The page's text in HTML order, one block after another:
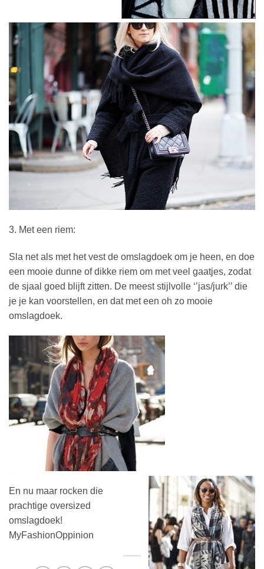
3. Met een riem:
Sla net als met het vest de omslagdoek om je heen, en doe
een mooie dunne of dikke riem om met veel gaatjes, zodat
de sjaal goed blijft zitten. De meest stijlvolle ‘’jas/jurk’’ die
je je kan voorstellen, en dat met een oh zo mooie
omslagdoek.
En nu maar rocken die
prachtige oversized
omslagdoek!
MyFashionOppinion